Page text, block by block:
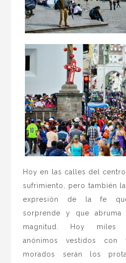
Hoy en las calles del
sufrimiento, pero también
expresión de la fe
sorprende y que
magnitud. Hoy miles
anónimos vestidos con
morados serán los